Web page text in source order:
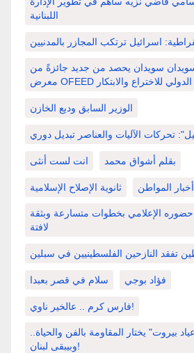
اللبنانية
اسرائيل ترتكب المجازر بالمدنيين
سويدان يحصد من جديد جائزةً من
معرض OFEED الدولي للاختراع والابتكار
الوزير السابق وديع الخازن
تحركات الآليات والعناصر تبديل دوري
انت لست أنثى بقلم أشواق محمد
ثانوية الإصلاح الإسلامية المواطن
الإعلامي بخطوات متسارعة وبثقة
لافتة
تفقد النازحين الفلسطينيين في سبلين
سلام في قصر بعبدا فؤاد بوجي
فارس كرم .. عالخير ناوي!
بيروت" يختار المقاومة بالفن والحياة..
وبيبقى لبنان!